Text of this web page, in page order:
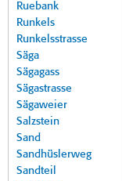
Ruebank
Runkels
Runkelsstrasse
Säga
Sägagass
Sägastrasse
Sägaweier
Salzstein
Sand
Sandhüslerweg
Sandteil